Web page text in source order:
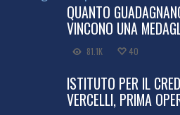
QUANTO
VINCONO UNA
81.1K 40
ISTITUTO PER IL
VERCELLI, PRIMA